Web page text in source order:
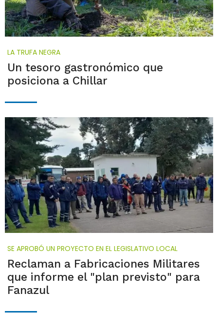
LA TRUFA NEGRA
Un tesoro gastronómico que
posiciona a Chillar
SE APROBÓ UN PROYECTO EN EL LEGISLATIVO LOCAL
Reclaman a Fabricaciones Militares
que informe el "plan previsto" para
Fanazul